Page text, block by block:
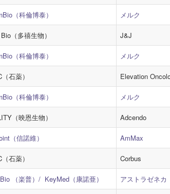
（科倫博泰） メルク
（多禧生物） J&J
（科倫博泰） メルク
石薬） Elevation
（科倫博泰） メルク
（映恩生物） Adcendo
（信諾維） AmMax
石薬） Corbus
（楽普）/ KeyMed（康諾亜） アストラゼネカ